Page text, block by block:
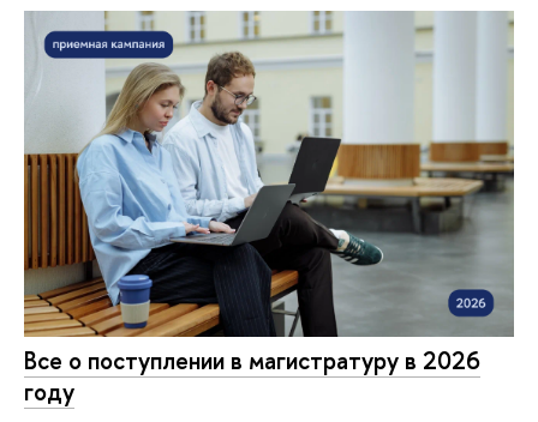
Все о поступлении в магистратуру в 2026
году